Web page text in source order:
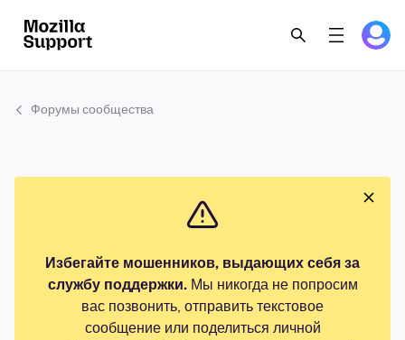
Форумы сообщества
Избегайте мошенников, выдающих себя за
службу поддержки.Мы никогда не попросим
вас позвонить, отправить текстовое
сообщение или поделиться личной